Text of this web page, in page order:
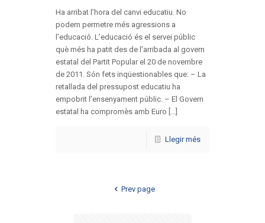
Ha arribat l’hora del canvi educatiu. No
podem permetre més agressions a
l’educació. L’educació és el servei públic
què més ha patit des de l’arribada al govern
estatal del Partit Popular el 20 de novembre
de 2011. Són fets inqüestionables que: – La
retallada del pressupost educatiu ha
empobrit l’ensenyament públic. – El Govern
estatal ha compromès amb Euro [...]
Llegir més
Prev page